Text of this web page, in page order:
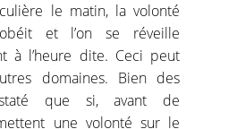
le matin, la volonté
obéit et l’on se réveille
à l’heure dite. Ceci peut
domaines. Bien des
que si, avant de
une volonté sur le